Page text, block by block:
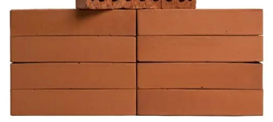
Leivin -ja lämpiöuunit
Grillit ja pihakeittiöt
Esitteet, hinnastot ja ohjeet